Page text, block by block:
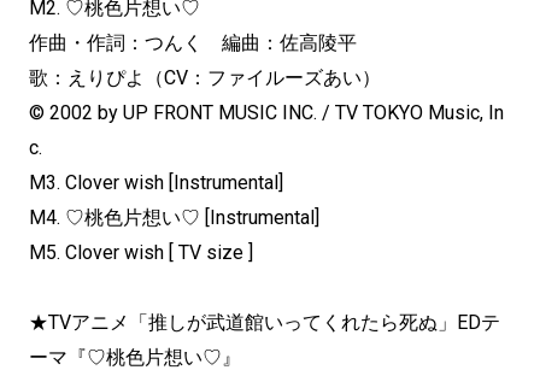
M2. ♡桃色片想い♡
作曲・作詞：つんく 編曲：佐高陵平
歌：えりぴよ（CV：ファイルーズあい）
© 2002 by UP FRONT MUSIC INC. / TV TOKYO Music, In
c.
M3. Clover wish [Instrumental]
M4. ♡桃色片想い♡ [Instrumental]
M5. Clover wish [ TV size ]
★TVアニメ「推しが武道館いってくれたら死ぬ」EDテ
ーマ『♡桃色片想い♡』